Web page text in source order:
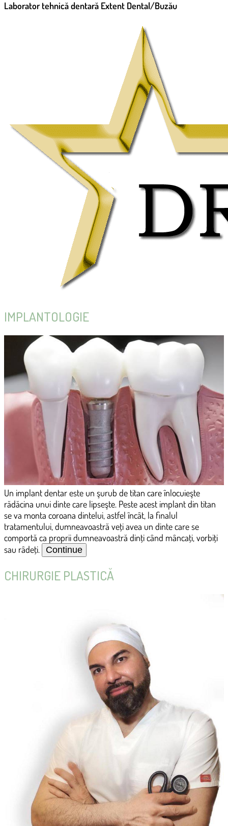
Laborator tehnică dentară Extent Dental/Buzău
IMPLANTOLOGIE
Un implant dentar este un şurub de titan care înlocuieşte
rădăcina unui dinte care lipseşte. Peste acest implant din titan
se va monta coroana dintelui, astfel încât, la finalul
tratamentului, dumneavoastră veţi avea un dinte care se
comportă ca proprii dumneavoastră dinţi când mâncaţi, vorbiţi
sau râdeţi.
CHIRURGIE PLASTICĂ